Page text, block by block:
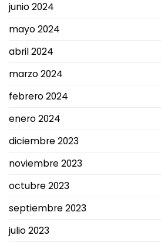
junio 2024
mayo 2024
abril 2024
marzo 2024
febrero 2024
enero 2024
diciembre 2023
noviembre 2023
octubre 2023
septiembre 2023
julio 2023